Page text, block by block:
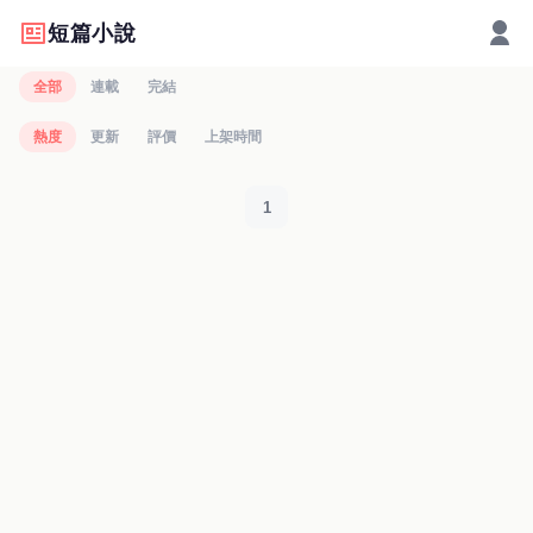
短篇小說
全部 連載 完結
熱度 更新 評價 上架時間
1